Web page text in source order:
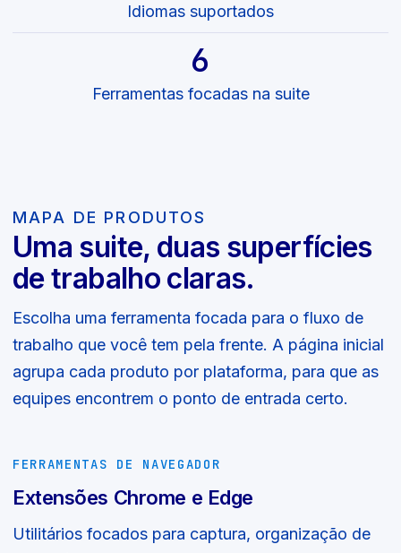
Idiomas suportados
6
Ferramentas focadas na suite
MAPA DE PRODUTOS
Uma suite, duas superfícies
de trabalho claras.
Escolha uma ferramenta focada para o fluxo de
trabalho que você tem pela frente. A página inicial
agrupa cada produto por plataforma, para que as
equipes encontrem o ponto de entrada certo.
FERRAMENTAS DE NAVEGADOR
Extensões Chrome e Edge
Utilitários focados para captura, organização de